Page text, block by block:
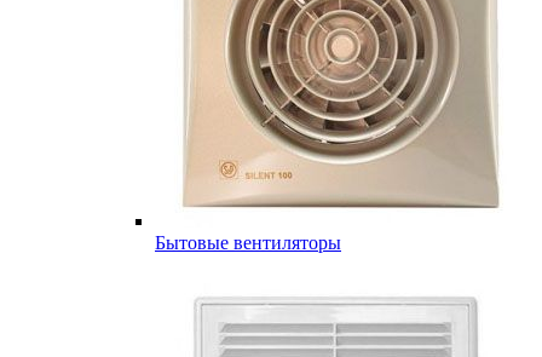
Бытовые вентиляторы